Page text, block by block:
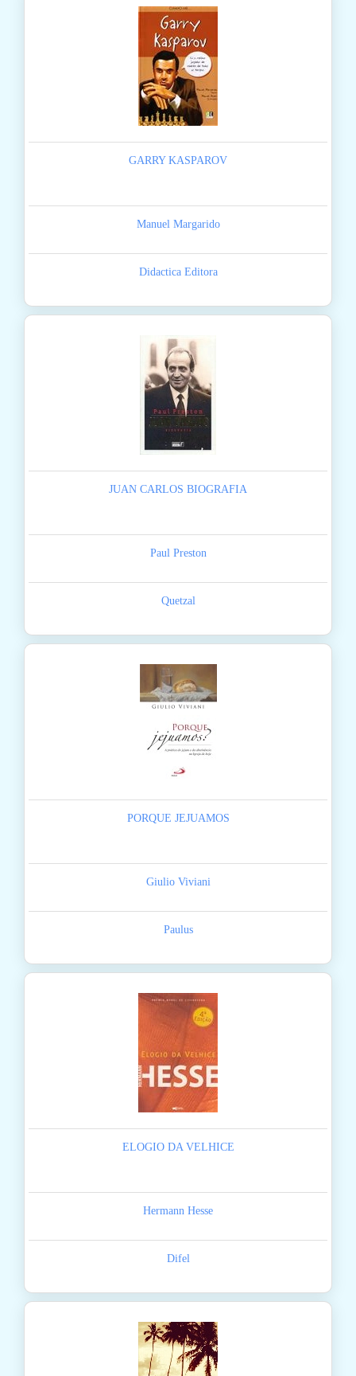
GARRY KASPAROV
Manuel Margarido
Didactica Editora
JUAN CARLOS BIOGRAFIA
Paul Preston
Quetzal
PORQUE JEJUAMOS
Giulio Viviani
Paulus
ELOGIO DA VELHICE
Hermann Hesse
Difel